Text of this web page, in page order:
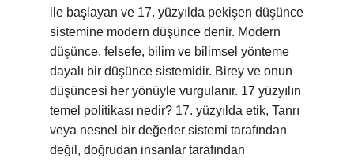
ile başlayan ve 17. yüzyılda pekişen düşünce
sistemine modern düşünce denir. Modern
düşünce, felsefe, bilim ve bilimsel yönteme
dayalı bir düşünce sistemidir. Birey ve onun
düşüncesi her yönüyle vurgulanır. 17 yüzyılın
temel politikası nedir? 17. yüzyılda etik, Tanrı
veya nesnel bir değerler sistemi tarafından
değil, doğrudan insanlar tarafından